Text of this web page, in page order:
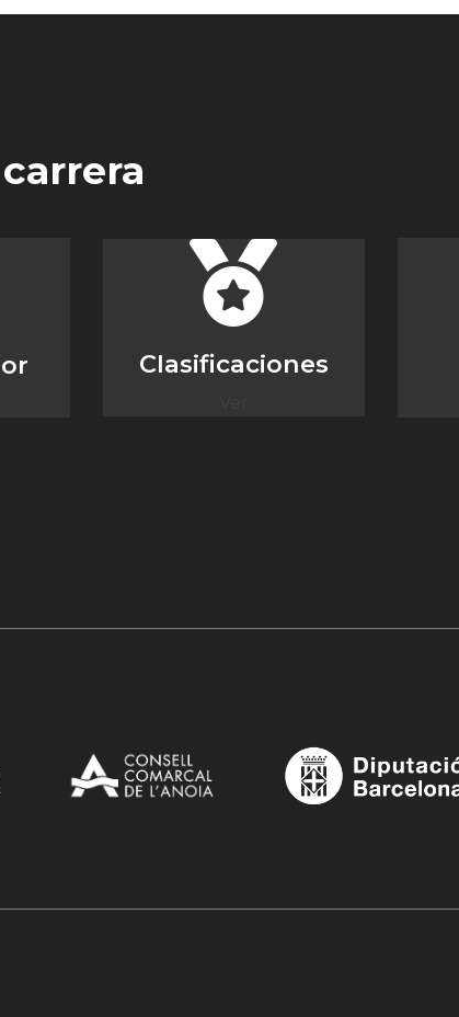
Clasificaciones